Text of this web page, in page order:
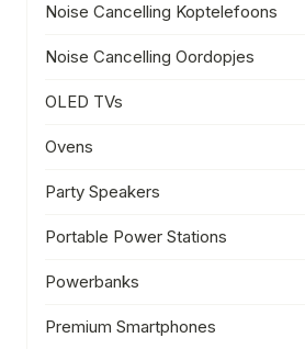
Noise Cancelling Koptelefoons
Noise Cancelling Oordopjes
OLED TVs
Ovens
Party Speakers
Portable Power Stations
Powerbanks
Premium Smartphones